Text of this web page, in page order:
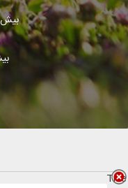
بیش از ۵۰
Title